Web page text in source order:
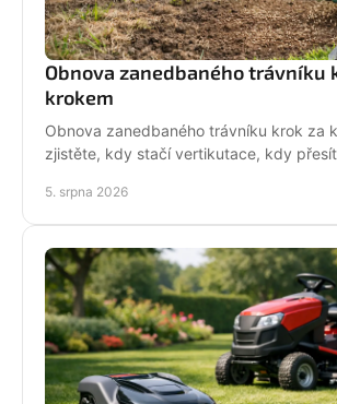
Obnova zanedbaného trávníku
krokem
Obnova zanedbaného trávníku krok za
zjistěte, kdy stačí vertikutace, kdy
chyb
5. srpna 2026